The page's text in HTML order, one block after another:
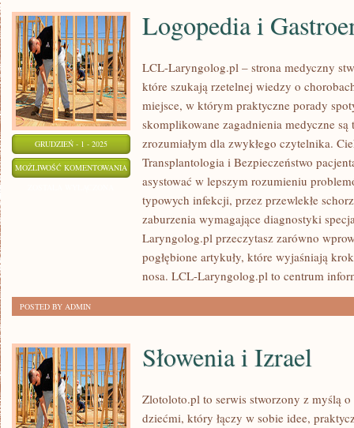
GRUDZIEŃ - 1 - 2025
MOŻLIWOŚĆ KOMENTOWANIA LOGOPEDIA
GASTROENTEROLOGIA
Logopedia i
LCL-Laryngolog.pl – strona medyczny
które szukają rzetelnej wiedzy o
miejsce, w którym praktyczne porady
skomplikowane zagadnienia medyczne
zrozumiałym dla zwykłego czytelnika.
Transplantologia i Bezpieczeństwo
asystować w lepszym rozumieniu
typowych infekcji, przez przewlekłe
zaburzenia wymagające diagnostyki
Laryngolog.pl przeczytasz zarówno
pogłębione artykuły, które wyjaśniają
nosa. LCL-Laryngolog.pl to centrum
POSTED BY ADMIN
Słowenia i Izrael
Zlotoloto.pl to serwis stworzony z myślą
dziećmi, który łączy w sobie idee,